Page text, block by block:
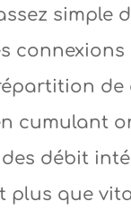
simple
connexions
de
cumulant
débit
plus que